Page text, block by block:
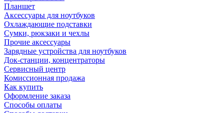
Планшет
Аксессуары для ноутбуков
Охлаждающие подставки
Сумки, рюкзаки и чехлы
Прочие аксессуары
Зарядные устройства для ноутбуков
Док-станции, концентраторы
Сервисный центр
Комиссионная продажа
Как купить
Оформление заказа
Способы оплаты